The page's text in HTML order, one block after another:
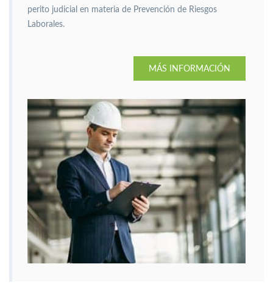
perito judicial en materia de Prevención de Riesgos
Laborales.
MÁS INFORMACIÓN